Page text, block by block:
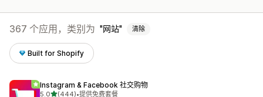
367 个应用，类别为 网站 清除
Built for Shopify
Instagram & Facebook 社交购物
5.0星（满分 5 星）
(444)•提供免费套餐